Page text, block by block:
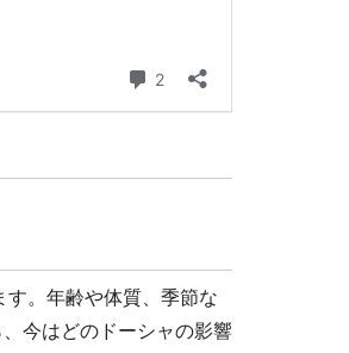
。年齢や体質、季節な
今はどのドーシャの影響